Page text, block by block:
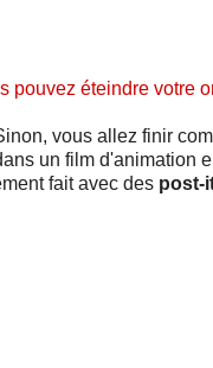
pouvez éteindre votre
vous allez finir
un film d'animation
fait avec des post-